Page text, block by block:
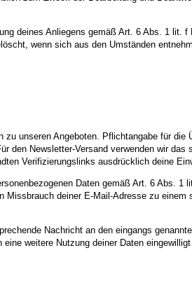
deines Anliegens gemäß Art. 6 Abs. 1 lit.
wenn sich aus den Umständen
unseren Angeboten. Pflichtangabe für
Newsletter-Versand verwenden wir
Verifizierungslinks ausdrücklich deine
Daten gemäß Art. 6 Abs.
deiner E-Mail-Adresse zu
Nachricht an den eingangs
weitere Nutzung deiner Daten